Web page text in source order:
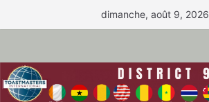
dimanche, août 9, 2026